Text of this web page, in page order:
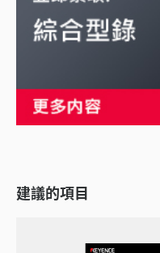
建議的項目